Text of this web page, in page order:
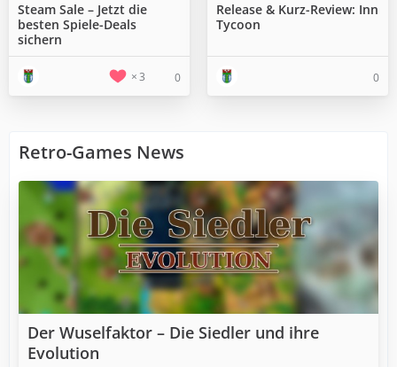
Steam Sale – Jetzt die
besten Spiele-Deals
sichern
3 0
Release & Kurz-Review: Inn
Tycoon
0
Retro-Games News
Der Wuselfaktor – Die Siedler und ihre
Evolution